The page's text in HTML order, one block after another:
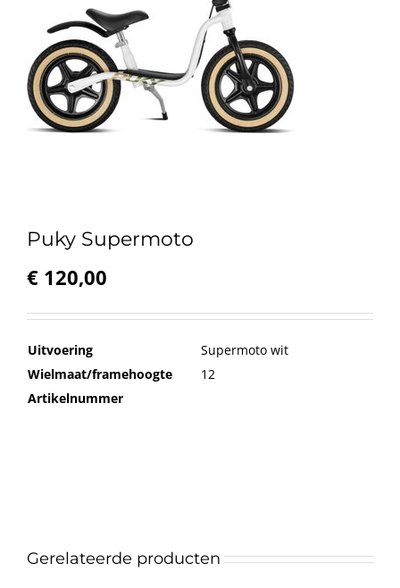
Puky Supermoto
€ 120,00
Uitvoering
Supermoto wit
Wielmaat/framehoogte
12
Artikelnummer
Gerelateerde producten